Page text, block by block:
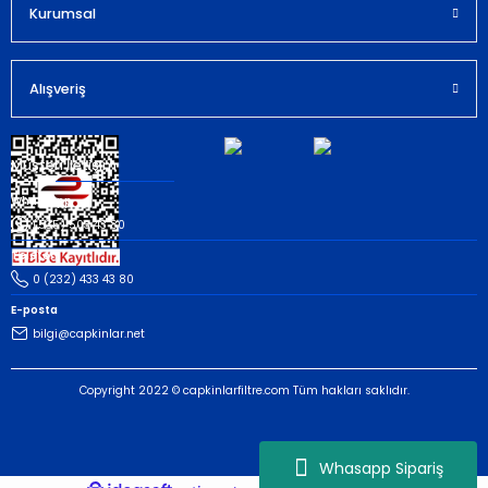
Whasapp Sipariş
Kurumsal
Alışveriş
Müşteri İletişim
Whatsapp
(535) 503 43 80
Telefon
0 (232) 433 43 80
E-posta
bilgi@capkinlar.net
Copyright 2022 © capkinlarfiltre.com Tüm hakları saklıdır.